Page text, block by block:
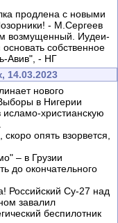
продлена с новыми
- М.Сергеев
возмущенный. Иудеи-
собственное
Авив", - НГ
14.03.2023
нового
в Нигерии
христианскую
опять взорвется,
– в Грузии
до окончательного
Российский Су-27 над
завалил
беспилотник